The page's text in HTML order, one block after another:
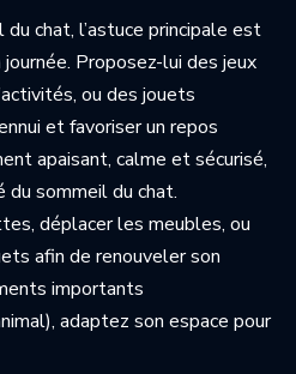
chat, l’astuce principale est
Proposez-lui des jeux
ou des jouets
et favoriser un repos
apaisant, calme et sécurisé,
du sommeil du chat.
déplacer les meubles, ou
afin de renouveler son
importants
adaptez son espace pour